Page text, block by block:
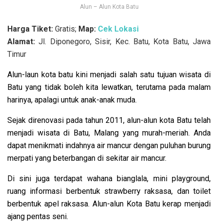
Alun – Alun Kota Batu
Harga Tiket: Gratis; Map: Cek Lokasi
Alamat: Jl. Diponegoro, Sisir, Kec. Batu, Kota Batu, Jawa
Timur
Alun-laun kota batu kini menjadi salah satu tujuan wisata di
Batu yang tidak boleh kita lewatkan, terutama pada malam
harinya, apalagi untuk anak-anak muda.
Sejak direnovasi pada tahun 2011, alun-alun kota Batu telah
menjadi wisata di Batu, Malang yang murah-meriah. Anda
dapat menikmati indahnya air mancur dengan puluhan burung
merpati yang beterbangan di sekitar air mancur.
Di sini juga terdapat wahana bianglala, mini playground,
ruang informasi berbentuk strawberry raksasa, dan toilet
berbentuk apel raksasa. Alun-alun Kota Batu kerap menjadi
ajang pentas seni.